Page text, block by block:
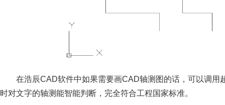
在浩辰CAD软件中如果需要画CAD轴测图的话，可以调
时对文字的轴测能智能判断，完全符合工程国家标准。